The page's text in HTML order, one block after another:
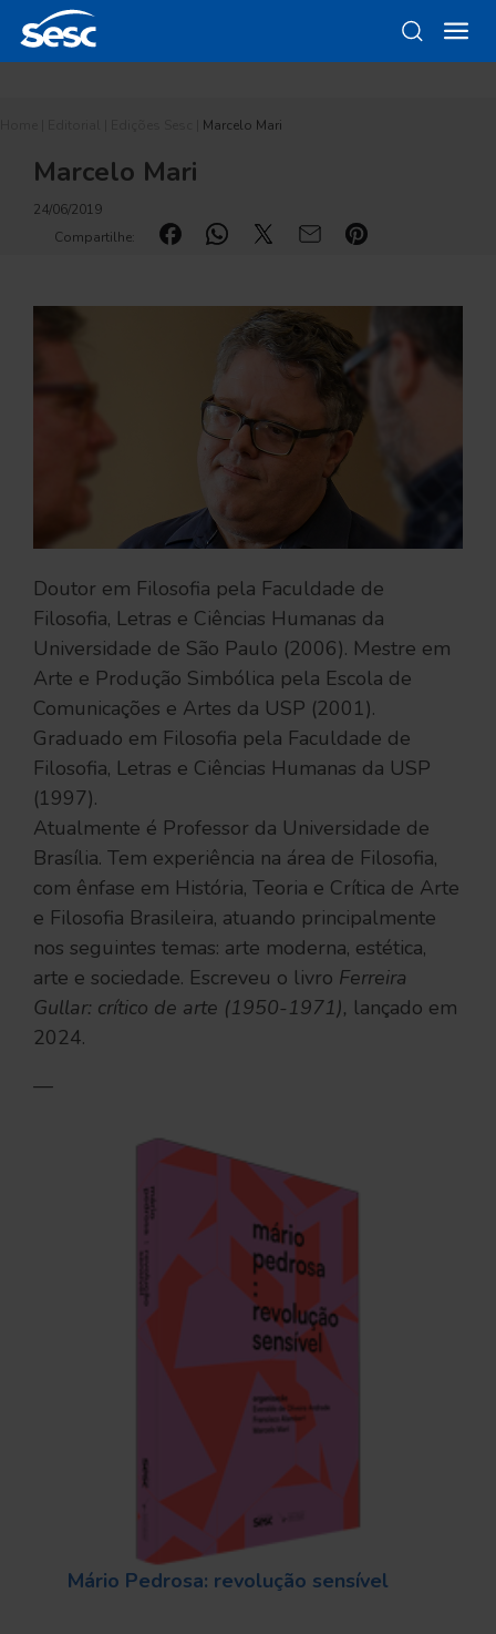
Marcelo Mari
Marcelo Mari
24/06/2019
Compartilhe:
Doutor em Filosofia pela Faculdade de
Filosofia, Letras e Ciências Humanas da
Universidade de São Paulo (2006). Mestre em
Arte e Produção Simbólica pela Escola de
Comunicações e Artes da USP (2001).
Graduado em Filosofia pela Faculdade de
Filosofia, Letras e Ciências Humanas da USP
(1997).
Atualmente é Professor da Universidade de
Brasília. Tem experiência na área de Filosofia,
com ênfase em História, Teoria e Crítica de Arte
e Filosofia Brasileira, atuando principalmente
nos seguintes temas: arte moderna, estética,
arte e sociedade. Escreveu o livro Ferreira
Gullar: crítico de arte (1950-1971), lançado em
2024.
—
Mário Pedrosa: revolução sensível